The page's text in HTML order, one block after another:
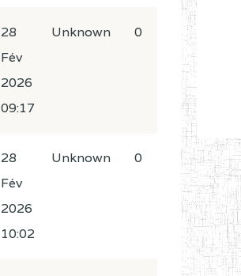
28
Fév
2026
09:17
Unknown 0
28
Fév
2026
10:02
Unknown 0